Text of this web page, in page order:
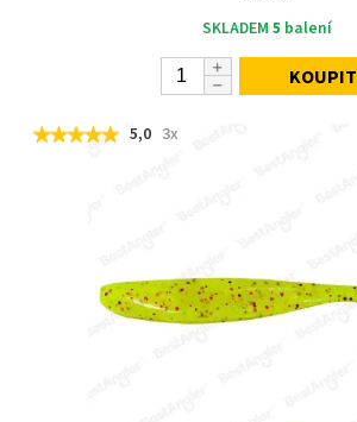
SKLADEM 5 balení
KOUPIT
5,0 3x